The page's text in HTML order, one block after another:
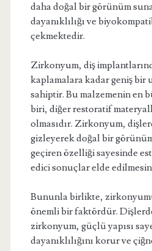
daha doğal bir görünüm
dayanıklılığı ve
çekmektedir.
Zirkonyum, diş
kaplamalara kadar geniş bir
sahiptir. Bu malzemenin en
biri, diğer restoratif
olmasıdır. Zirkonyum,
gizleyerek doğal bir görünüm
geçiren özelliği sayesinde
edici sonuçlar elde
Bununla birlikte,
önemli bir faktördür.
zirkonyum, güçlü yapısı
dayanıklılığını korur ve